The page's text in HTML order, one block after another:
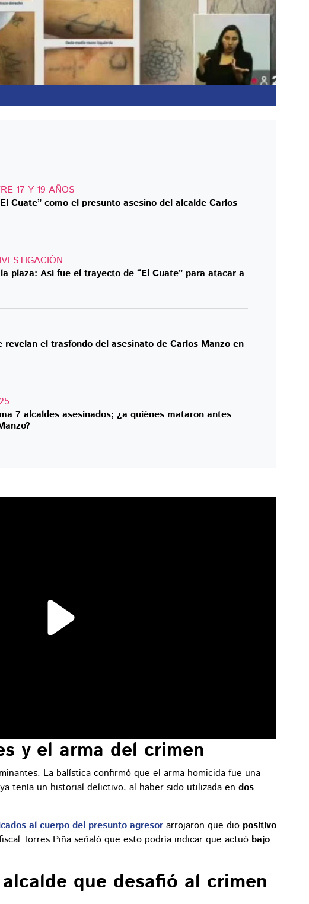
17 Y 19 AÑOS
Cuate” como el presunto asesino del alcalde Carlos
plaza: Así fue el trayecto de “El Cuate” para atacar a
revelan el trasfondo del asesinato de Carlos Manzo en
7 alcaldes asesinados; ¿a quiénes mataron antes
y el arma del crimen
La balística confirmó que el arma homicida fue una
tenía un historial delictivo, al haber sido utilizada en dos
al cuerpo del presunto agresor arrojaron que dio positivo
Torres Piña señaló que esto podría indicar que actuó bajo
que desafió al crimen